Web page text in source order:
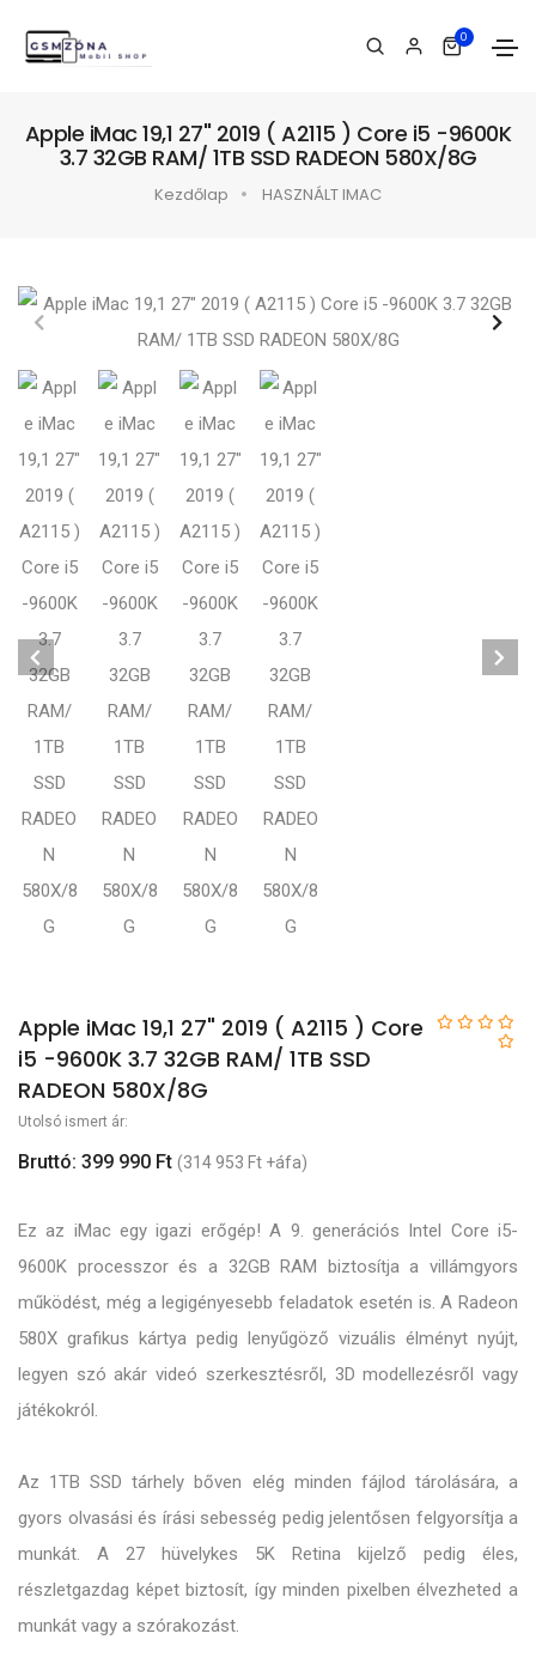
0
Apple iMac 19,1 27" 2019 ( A2115 ) Core i5 -9600K
3.7 32GB RAM/ 1TB SSD RADEON 580X/8G
Kezdőlap HASZNÁLT IMAC
Apple iMac 19,1 27" 2019 ( A2115 ) Core
i5 -9600K 3.7 32GB RAM/ 1TB SSD
RADEON 580X/8G
Utolsó ismert ár:
Bruttó: 399 990 Ft (314 953 Ft +áfa)
Ez az iMac egy igazi erőgép! A 9. generációs Intel Core i5-
9600K processzor és a 32GB RAM biztosítja a villámgyors
működést, még a legigényesebb feladatok esetén is. A Radeon
580X grafikus kártya pedig lenyűgöző vizuális élményt nyújt,
legyen szó akár videó szerkesztésről, 3D modellezésről vagy
játékokról.
Az 1TB SSD tárhely bőven elég minden fájlod tárolására, a
gyors olvasási és írási sebesség pedig jelentősen felgyorsítja a
munkát. A 27 hüvelykes 5K Retina kijelző pedig éles,
részletgazdag képet biztosít, így minden pixelben élvezheted a
munkát vagy a szórakozást.